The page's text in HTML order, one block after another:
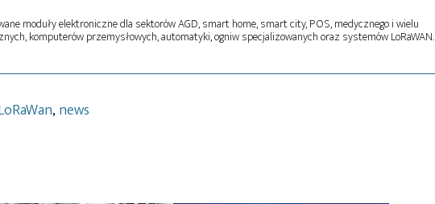
moduły elektroniczne dla sektorów AGD, smart home, smart city, POS, medycznego i wielu
komputerów przemysłowych, automatyki, ogniw specjalizowanych oraz systemów LoRaWAN.
, news